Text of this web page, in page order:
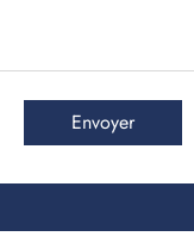
Envoyer